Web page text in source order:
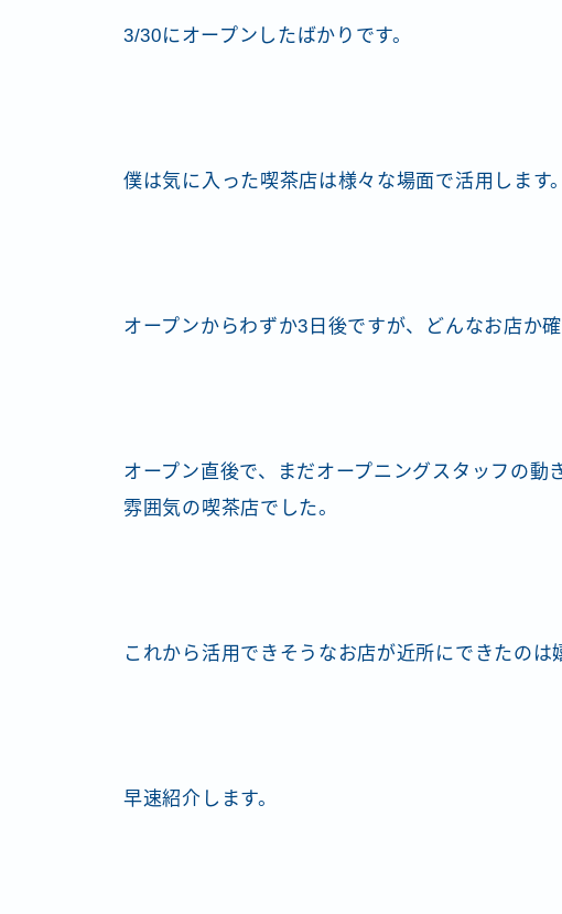
3/30にオープンしたばかりです。
僕は気に入った喫茶店は様々な場面で活用します。
オープンからわずか3日後ですが、どんなお店か
オープン直後で、まだオープニングスタッフの
雰囲気の喫茶店でした。
これから活用できそうなお店が近所にできたのは
早速紹介します。